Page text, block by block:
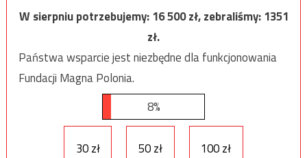
W sierpniu potrzebujemy:16 500zł, zebraliśmy:1351
zł.
Państwa wsparcie jest niezbędne dla funkcjonowania
Fundacji Magna Polonia.
8%
30 zł 50 zł 100 zł